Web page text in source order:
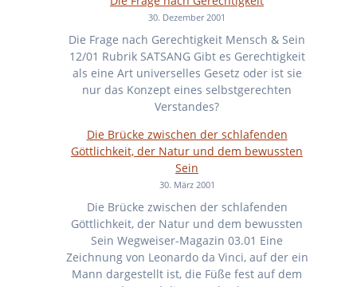
30. Dezember 2001
Die Frage nach Gerechtigkeit Mensch & Sein
12/01 Rubrik SATSANG Gibt es Gerechtigkeit
als eine Art universelles Gesetz oder ist sie
nur das Konzept eines selbstgerechten
Verstandes?
Die Brücke zwischen der schlafenden
Göttlichkeit, der Natur und dem bewussten
Sein
30. März 2001
Die Brücke zwischen der schlafenden
Göttlichkeit, der Natur und dem bewussten
Sein Wegweiser-Magazin 03.01 Eine
Zeichnung von Leonardo da Vinci, auf der ein
Mann dargestellt ist, die Füße fest auf dem